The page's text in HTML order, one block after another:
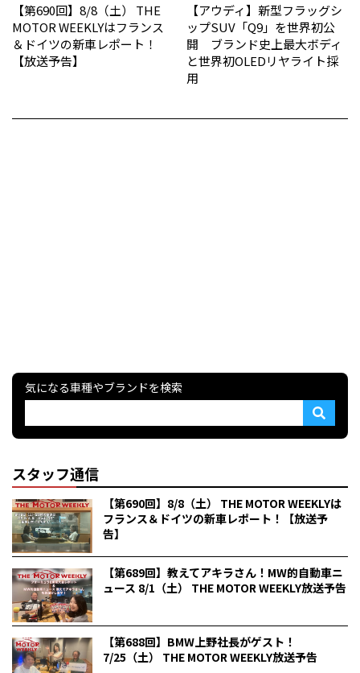
【第690回】8/8（土） THE
MOTOR WEEKLYはフランス
＆ドイツの新車レポート！
【放送予告】
【アウディ】新型フラッグシ
ップSUV「Q9」を世界初公
開 ブランド史上最大ボディ
と世界初OLEDリヤライト採
用
気になる車種やブランドを検索
スタッフ通信
【第690回】8/8（土） THE MOTOR WEEKLYは
フランス＆ドイツの新車レポート！【放送予
告】
【第689回】教えてアキラさん！MW的自動車ニ
ュース 8/1（土） THE MOTOR WEEKLY放送予告
【第688回】BMW上野社長がゲスト！
7/25（土） THE MOTOR WEEKLY放送予告